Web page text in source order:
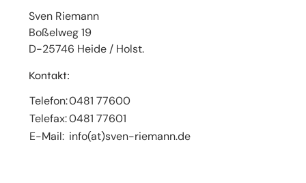
Sven Riemann
Boßelweg 19
D-25746 Heide / Holst.
Kontakt:
Telefon:0481 77600
Telefax:0481 77601
E-Mail: info(at)sven-riemann.de